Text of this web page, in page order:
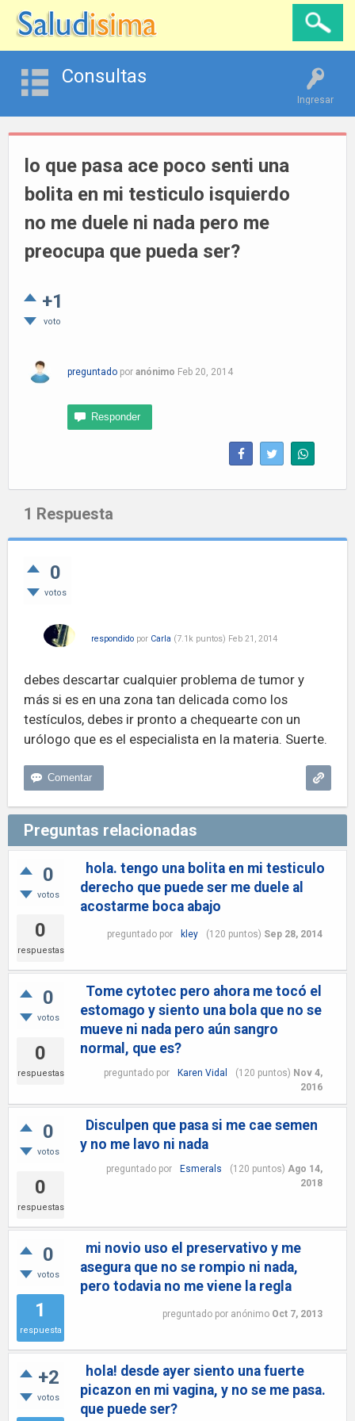
Ingresar
Consultas
lo que pasa ace poco senti una
bolita en mi testiculo isquierdo
no me duele ni nada pero me
preocupa que pueda ser?
+1
voto
preguntado por anónimo Feb 20, 2014
1 Respuesta
0
votos
respondido por Carla (7.1k puntos) Feb 21, 2014
debes descartar cualquier problema de tumor y
más si es en una zona tan delicada como los
testículos, debes ir pronto a chequearte con un
urólogo que es el especialista en la materia. Suerte.
Preguntas relacionadas
0
votos
0
respuestas
hola. tengo una bolita en mi testiculo
derecho que puede ser me duele al
acostarme boca abajo
preguntado por kley (120 puntos) Sep 28, 2014
0
votos
0
respuestas
Tome cytotec pero ahora me tocó el
estomago y siento una bola que no se
mueve ni nada pero aún sangro
normal, que es?
preguntado por Karen Vidal (120 puntos) Nov 4,
2016
0
votos
0
respuestas
Disculpen que pasa si me cae semen
y no me lavo ni nada
preguntado por Esmerals (120 puntos) Ago 14,
2018
0
votos
1
respuesta
mi novio uso el preservativo y me
asegura que no se rompio ni nada,
pero todavia no me viene la regla
preguntado por anónimo Oct 7, 2013
+2
votos
hola! desde ayer siento una fuerte
picazon en mi vagina, y no se me pasa.
que puede ser?